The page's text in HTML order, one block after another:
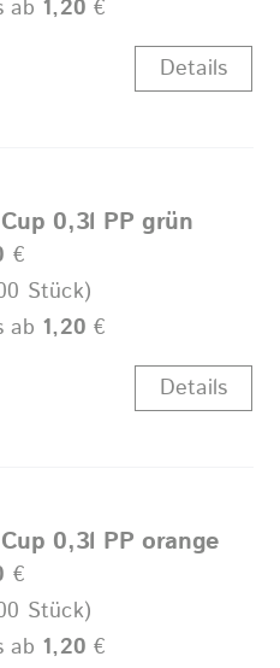
ab 1,20 €
Details
0,3l PP grün
€
Stück)
ab 1,20 €
Details
0,3l PP orange
€
Stück)
ab 1,20 €